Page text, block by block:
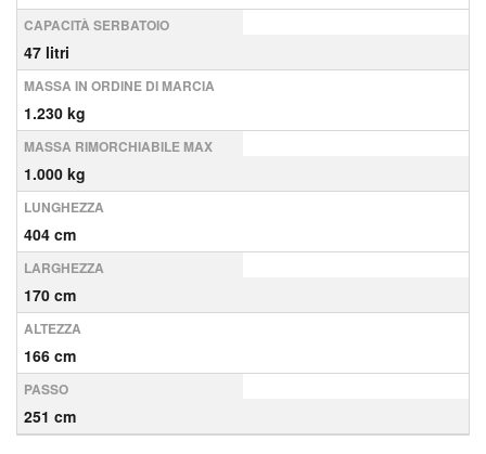
CAPACITÀ SERBATOIO
47 litri
MASSA IN ORDINE DI MARCIA
1.230 kg
MASSA RIMORCHIABILE MAX
1.000 kg
LUNGHEZZA
404 cm
LARGHEZZA
170 cm
ALTEZZA
166 cm
PASSO
251 cm